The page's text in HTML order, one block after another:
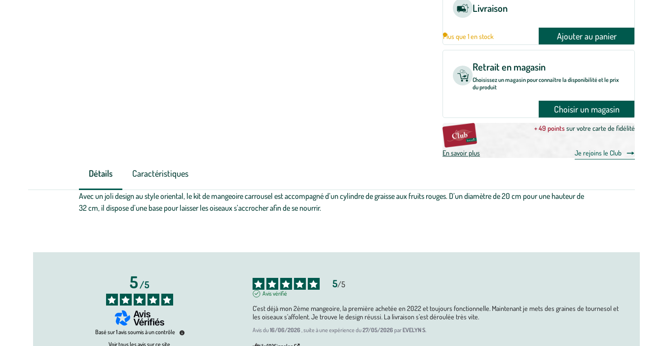
Livraison
Plus que 1 en stock Ajouter au panier
Retrait en magasin
Choisissez un magasin pour connaître la disponibilité et le prix
du produit
Choisir un magasin
+ 49 pointssur votre carte de fidélité
En savoir plus Je rejoins le Club
Détails Caractéristiques
Avec un joli design au style oriental, le kit de mangeoire carrousel est accompagné d’un cylindre de graisse aux fruits rouges. D’un diamètre de 20 cm pour une hauteur de
32 cm, il dispose d’une base pour laisser les oiseaux s’accrocher afin de se nourrir.
5/5
Basé sur1avis soumis à un contrôle
Voir tous les avis sur ce site
5/5
Avis vérifié
C’est déjà mon 2ème mangeoire, la première achetée en 2022 et toujours fonctionnelle. Maintenant je mets des graines de tournesol et
les oiseaux s’affolent. Je trouve le design réussi. La livraison s’est déroulée très vite.
Avis du16/06/2026 , suite à une expérience du27/05/2026 parEVELYN S.